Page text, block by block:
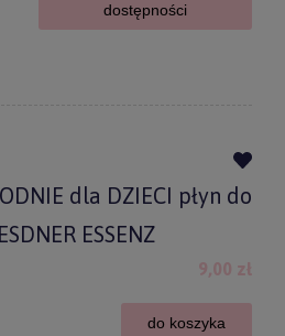
dostępności
dla DZIECI płyn do
ESSENZ
9,00 zł
do koszyka